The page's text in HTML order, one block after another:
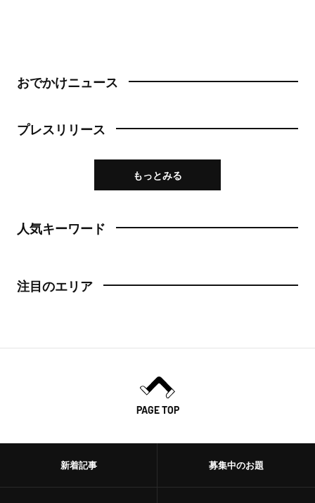
おでかけニュース
プレスリリース
もっとみる
人気キーワード
注目のエリア
PAGE TOP
新着記事 募集中のお題